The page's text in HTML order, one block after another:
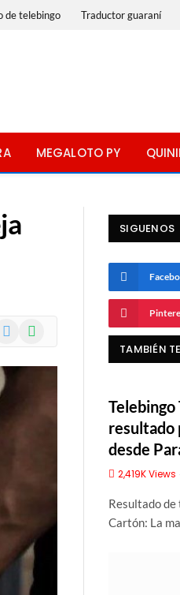
de telebingo Traductor guaraní
MEGALOTO PY
WhatsApp
SIGUENOS
TAMBIÉN
resultado
desde
2,419KViews
Resultado
Cartón: La